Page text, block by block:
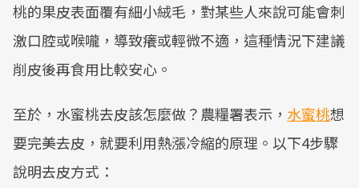
桃的果皮表面覆有細小絨毛，對某些人來說可能會刺
激口腔或喉嚨，導致癢或輕微不適，這種情況下建議
削皮後再食用比較安心。
至於，水蜜桃去皮該怎麼做？農糧署表示， 水蜜桃想
要完美去皮，就要利用熱漲冷縮的原理。以下4步驟
說明去皮方式：